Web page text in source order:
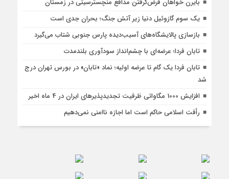
بایرن خواهان قرض‌گرفتن مدافع منچسترسیتی در زمستان
یک سوم گازوئیل دنیا زیر آتش جنگ؛ بحران جدی است
بازسازی پالایشگاه‌های آسیب‌دیده پارس جنوبی شتاب می‌گیرد
تابان فردا؛ عرضه‌ای با چشم‌انداز سودآوری بلندمدت
تابان فردا یک گام تا عرضه اولیه؛ نماد «تابان» در بورس تهران درج
شد
افزایش 1000 مگاواتی ظرفیت تجدیدپذیرهای ایران در 4 ماه اخیر
رأفت اسلامی حاکم است اما اجازه ناامنی نمی‌دهیم